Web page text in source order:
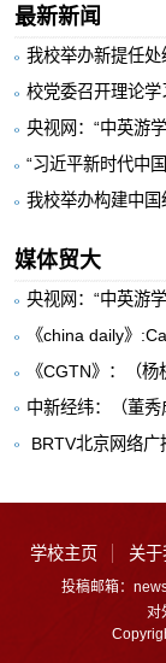
最新新闻
我校举办新提任
校党委召开理论学
央视网：“中英游
“习近平新时代中
我校举办构建中国
媒体贸大
央视网：“中英游
《china daily》
《CGTN》：（
中新经纬：（董秀
BRTV北京网络
学校主页 关于
投稿邮箱：
对